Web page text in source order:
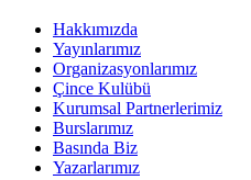
Hakkımızda
Yayınlarımız
Organizasyonlarımız
Çince Kulübü
Kurumsal Partnerlerimiz
Burslarımız
Basında Biz
Yazarlarımız